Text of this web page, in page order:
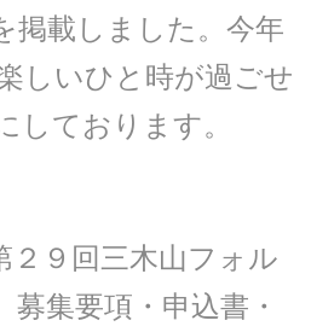
掲載しました。今年
しいひと時が過ごせ
しております。
９回三木山フォル
集要項・申込書・